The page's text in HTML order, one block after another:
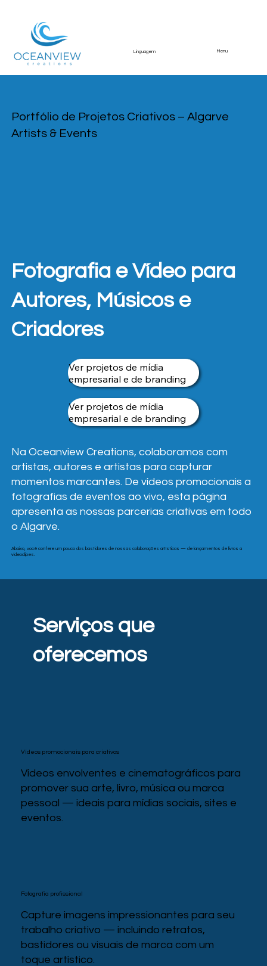
Linguagem Menu
Portfólio de Projetos Criativos – Algarve
Artists & Events
Fotografia e Vídeo para
Autores, Músicos e
Criadores
Ver projetos de mídia
empresarial e de branding
Ver projetos de mídia
empresarial e de branding
Na Oceanview Creations, colaboramos com
artistas, autores e artistas para capturar
momentos marcantes. De vídeos promocionais a
fotografias de eventos ao vivo, esta página
apresenta as nossas parcerias criativas em todo
o Algarve.
Abaixo, você confere um pouco dos bastidores de nossas colaborações artísticas — de lançamentos de livros a
videoclipes.
Serviços que
oferecemos
Vídeos promocionais para criativos
Vídeos envolventes e cinematográficos para
promover sua arte, livro, música ou marca
pessoal — ideais para mídias sociais, sites e
eventos.
Fotografia profissional
Capture imagens impressionantes para seu
trabalho criativo — incluindo retratos,
bastidores ou visuais de marca com um
toque artístico.